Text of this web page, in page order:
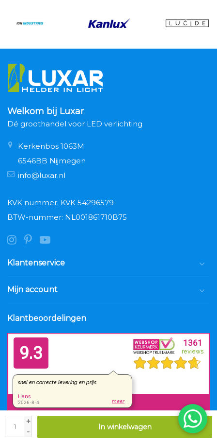
+
-
In winkelwagen
Welkom bij Luxar
Dé groothandel voor LED verlichting
Kerkenbos 1063M
6546BB Nijmegen
info@luxar.nl
KVK nummer: KVK 54296579
BTW-nummer: NL001861710B75
Klantenservice
Mijn account
Klantbeoordelingen
© Copyright 2026 Luxar.nl